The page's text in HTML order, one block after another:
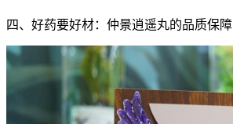
四、好药要好材：仲景逍遥丸的品质保障